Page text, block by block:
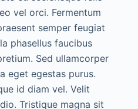
vel orci. Fermentum
semper feugiat
phasellus faucibus
Sed ullamcorper
eget egestas purus.
id diam vel. Velit
Tristique magna sit